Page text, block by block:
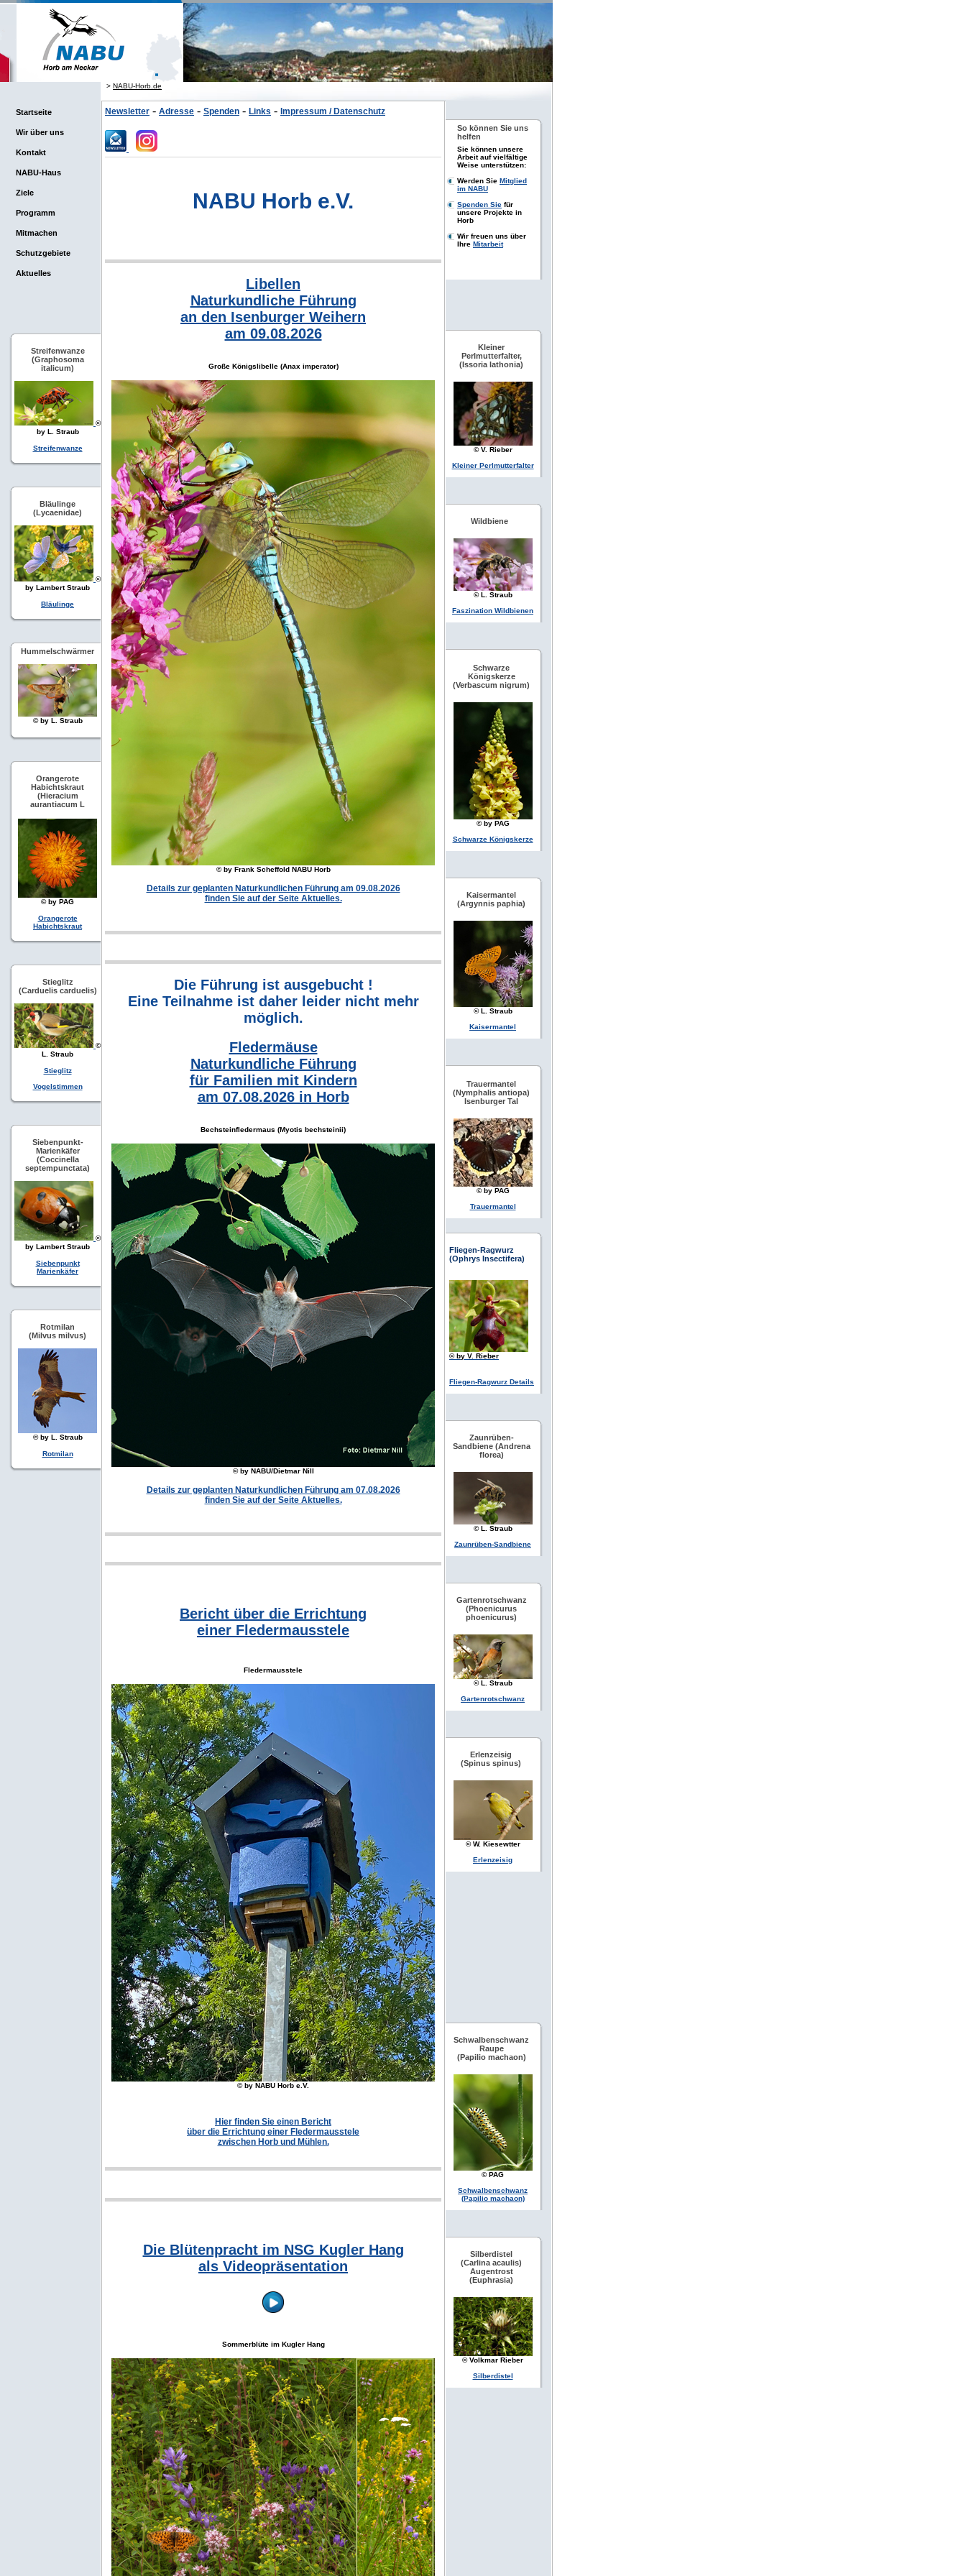
Streifenwanze
(Graphosoma
italicum)
©
by L. Straub
Streifenwanze
Bläulinge
(Lycaenidae)
©
by Lambert Straub
Bläulinge
Hummelschwärmer
© by L. Straub
Orangerote
Habichtskraut
(Hieracium
aurantiacum L
© by PAG
Orangerote
Habichtskraut
Stieglitz
(Carduelis carduelis)
©
L. Straub
Stieglitz
Vogelstimmen
Siebenpunkt-
Marienkäfer
(Coccinella
septempunctata)
©
by Lambert Straub
Siebenpunkt
Marienkäfer
Rotmilan
(Milvus milvus)
© by L. Straub
Rotmilan
> NABU-Horb.de
Newsletter - Adresse - Spenden - Links - Impressum / Datenschutz
NABU Horb e.V.
Libellen
Naturkundliche Führung
an den Isenburger Weihern
am 09.08.2026
Große Königslibelle (Anax imperator)
© by Frank Scheffold NABU Horb
Details zur geplanten Naturkundlichen Führung am 09.08.2026
finden Sie auf der Seite Aktuelles.
Die Führung ist ausgebucht !
Eine Teilnahme ist daher leider nicht mehr
möglich.
Fledermäuse
Naturkundliche Führung
für Familien mit Kindern
am 07.08.2026 in Horb
Bechsteinfledermaus (Myotis bechsteinii)
© by NABU/Dietmar Nill
Details zur geplanten Naturkundlichen Führung am 07.08.2026
finden Sie auf der Seite Aktuelles.
Bericht über die Errichtung
einer Fledermausstele
Fledermausstele
© by NABU Horb e.V.
Hier finden Sie einen Bericht
über die Errichtung einer Fledermausstele
zwischen Horb und Mühlen.
Die Blütenpracht im NSG Kugler Hang
als Videopräsentation
Sommerblüte im Kugler Hang
So können Sie uns
helfen
Sie können unsere
Arbeit auf vielfältige
Weise unterstützen:
Werden Sie Mitglied
im NABU
Spenden Sie für
unsere Projekte in
Horb
Wir freuen uns über
Ihre Mitarbeit
Kleiner
Perlmutterfalter,
(Issoria lathonia)
© V. Rieber
Kleiner Perlmutterfalter
Wildbiene
© L. Straub
Faszination Wildbienen
Schwarze
Königskerze
(Verbascum nigrum)
© by PAG
Schwarze Königskerze
Kaisermantel
(Argynnis paphia)
© L. Straub
Kaisermantel
Trauermantel
(Nymphalis antiopa)
Isenburger Tal
© by PAG
Trauermantel
Fliegen-Ragwurz
(Ophrys Insectifera)
© by V. Rieber
Fliegen-Ragwurz Details
Zaunrüben-
Sandbiene (Andrena
florea)
© L. Straub
Zaunrüben-Sandbiene
Gartenrotschwanz
(Phoenicurus
phoenicurus)
© L. Straub
Gartenrotschwanz
Erlenzeisig
(Spinus spinus)
© W. Kiesewtter
Erlenzeisig
Schwalbenschwanz
Raupe
(Papilio machaon)
© PAG
Schwalbenschwanz
(Papilio machaon)
Silberdistel
(Carlina acaulis)
Augentrost
(Euphrasia)
© Volkmar Rieber
Silberdistel
Startseite
Wir über uns
Kontakt
NABU-Haus
Ziele
Programm
Mitmachen
Schutzgebiete
Aktuelles